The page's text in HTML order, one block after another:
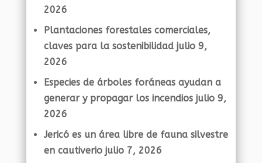
2026
Plantaciones forestales comerciales,
claves para la sostenibilidad julio 9,
2026
Especies de árboles foráneas ayudan a
generar y propagar los incendios julio 9,
2026
Jericó es un área libre de fauna silvestre
en cautiverio julio 7, 2026